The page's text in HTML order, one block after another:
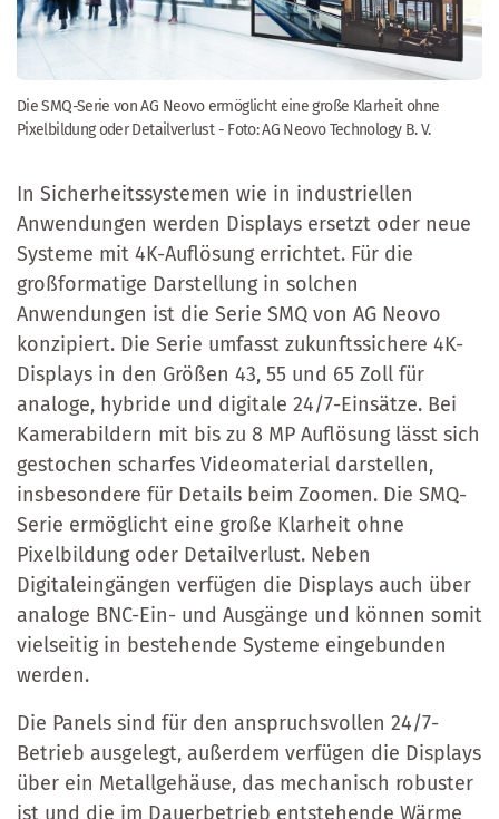
Die SMQ-Serie von AG Neovo ermöglicht eine große Klarheit ohne
Pixelbildung oder Detailverlust - Foto: AG Neovo Technology B. V.
In Sicherheitssystemen wie in industriellen
Anwendungen werden Displays ersetzt oder neue
Systeme mit 4K-Auflösung errichtet. Für die
großformatige Darstellung in solchen
Anwendungen ist die Serie SMQ von AG Neovo
konzipiert. Die Serie umfasst zukunftssichere 4K-
Displays in den Größen 43, 55 und 65 Zoll für
analoge, hybride und digitale 24/7-Einsätze. Bei
Kamerabildern mit bis zu 8 MP Auflösung lässt sich
gestochen scharfes Videomaterial darstellen,
insbesondere für Details beim Zoomen. Die SMQ-
Serie ermöglicht eine große Klarheit ohne
Pixelbildung oder Detailverlust. Neben
Digitaleingängen verfügen die Displays auch über
analoge BNC-Ein- und Ausgänge und können somit
vielseitig in bestehende Systeme eingebunden
werden.
Die Panels sind für den anspruchsvollen 24/7-
Betrieb ausgelegt, außerdem verfügen die Displays
über ein Metallgehäuse, das mechanisch robuster
ist und die im Dauerbetrieb entstehende Wärme